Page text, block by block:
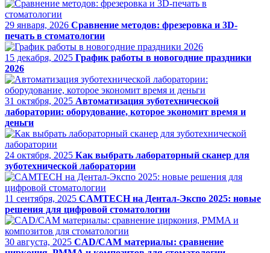
29 января, 2026 Сравнение методов: фрезеровка и 3D-
печать в стоматологии
15 декабря, 2025 График работы в новогодние праздники
2026
31 октября, 2025 Автоматизация зуботехнической
лаборатории: оборудование, которое экономит время и
деньги
24 октября, 2025 Как выбрать лабораторный сканер для
зуботехнической лаборатории
11 сентября, 2025 CAMTECH на Дентал-Экспо 2025: новые
решения для цифровой стоматологии
30 августа, 2025 CAD/CAM материалы: сравнение